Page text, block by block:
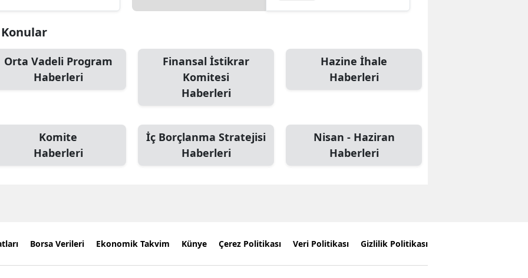
Orta Vadeli Program
Haberleri
Finansal İstikrar
Komitesi
Haberleri
Hazine İhale
Haberleri
Komite
Haberleri
İç Borçlanma Stratejisi
Haberleri
Nisan - Haziran
Haberleri
Borsa Verileri Ekonomik Takvim Künye Çerez Politikası Veri Politikası Gizlilik Politikası